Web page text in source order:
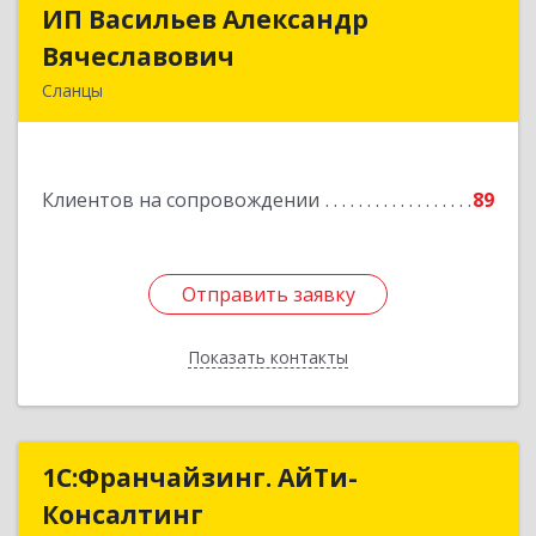
ИП Васильев Александр
Вячеславович
Сланцы
Клиентов на сопровождении 89
Отправить заявку
Показать контакты
ИП Васильев Александр
Подробнее
Отправить заявку
Назад
1С:Франчайзинг. АйТи-
Консалтинг
1С:Франчайзинг. АйТи-